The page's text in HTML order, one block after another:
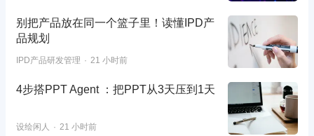
别把产品放在同一个篮子里！读懂IPD产
品规划
IPD产品研发管理 21 小时前
4步搭PPT Agent ：把PPT从3天压到1天
设绘闲人 21 小时前